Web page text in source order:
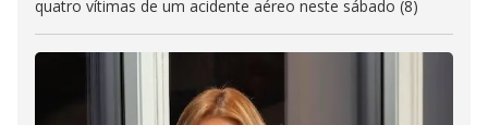
quatro vítimas de um acidente aéreo neste sábado (8)